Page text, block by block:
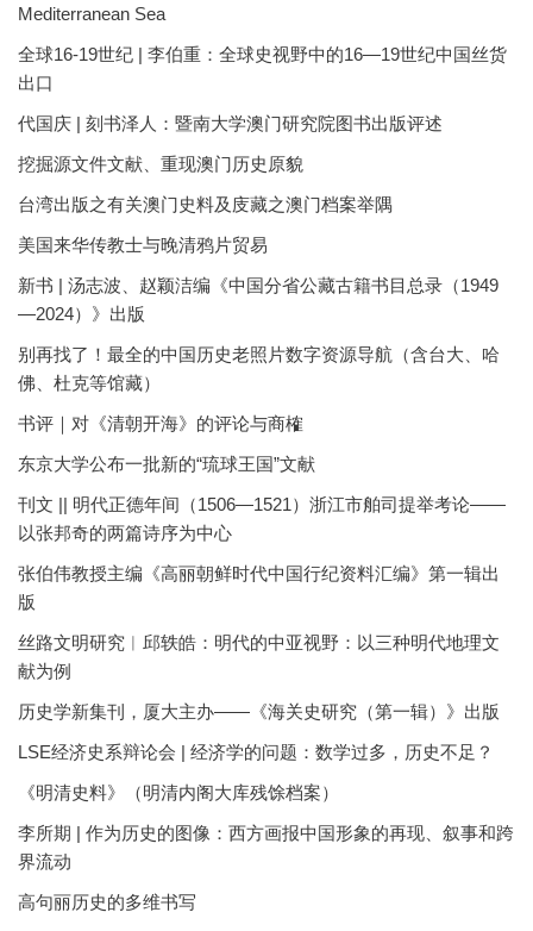
Mediterranean Sea
全球16-19世纪 | 李伯重：全球史视野中的16—19世纪中国丝货
出口
代国庆 | 刻书泽人：暨南大学澳门研究院图书出版评述
挖掘源文件文献、重现澳门历史原貌
台湾出版之有关澳门史料及庋藏之澳门档案举隅
美国来华传教士与晚清鸦片贸易
新书 | 汤志波、赵颖洁编《中国分省公藏古籍书目总录（1949
—2024）》出版
别再找了！最全的中国历史老照片数字资源导航（含台大、哈
佛、杜克等馆藏）
书评｜对《清朝开海》的评论与商榷
东京大学公布一批新的“琉球王国”文献
刊文 || 明代正德年间（1506—1521）浙江市舶司提举考论——
以张邦奇的两篇诗序为中心
张伯伟教授主编《高丽朝鲜时代中国行纪资料汇编》第一辑出
版
丝路文明研究︱邱轶皓：明代的中亚视野：以三种明代地理文
献为例
历史学新集刊，厦大主办——《海关史研究（第一辑）》出版
LSE经济史系辩论会 | 经济学的问题：数学过多，历史不足？
《明清史料》（明清内阁大库残馀档案）
李所期 | 作为历史的图像：西方画报中国形象的再现、叙事和跨
界流动
高句丽历史的多维书写